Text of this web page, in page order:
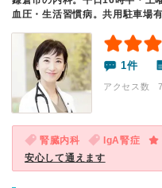
血圧・生活習慣病。共用駐車場有
1件
アクセス数
腎臓内科 IgA腎症
安心して通えます